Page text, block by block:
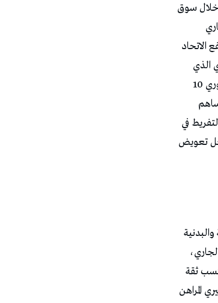
خلال سوق
الاتحاد
الذي
يملك امكانات فنية وبدنية محترمة للغاية وله وزنه في الخط الأمامي لنادي عاصمة الرباط. وسجل تراوري 10
ساهم
من البطولة وعددها 22. وفي حال التفريط في
أجل تعويض
ثقة
المراهن